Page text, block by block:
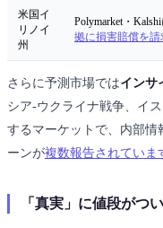
米国イ
リノイ
州
Polymarket・
拠に損害賠償を請
さらに予測市場ではインサ
シア-ウクライナ戦争、イ
するマーケットで、内部情
ーンが複数報告されていま
「真実」に値段がつ